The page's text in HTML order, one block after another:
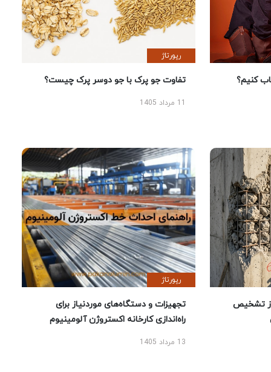
کنیم؟
رپورتاژ
تفاوت جو پرک با جو دوسر پرک چیست؟
تشخیص
رپورتاژ
تجهیزات و دستگاه‌های موردنیاز برای
راه‌اندازی کارخانه اکستروژن آلومینیوم
13 مرداد 1405